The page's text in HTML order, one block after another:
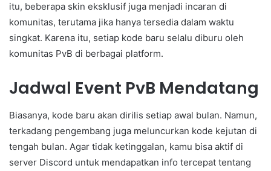
itu, beberapa skin eksklusif juga menjadi incaran di
komunitas, terutama jika hanya tersedia dalam waktu
singkat. Karena itu, setiap kode baru selalu diburu oleh
komunitas PvB di berbagai platform.
Jadwal Event PvB Mendatang
Biasanya, kode baru akan dirilis setiap awal bulan. Namun,
terkadang pengembang juga meluncurkan kode kejutan di
tengah bulan. Agar tidak ketinggalan, kamu bisa aktif di
server Discord untuk mendapatkan info tercepat tentang